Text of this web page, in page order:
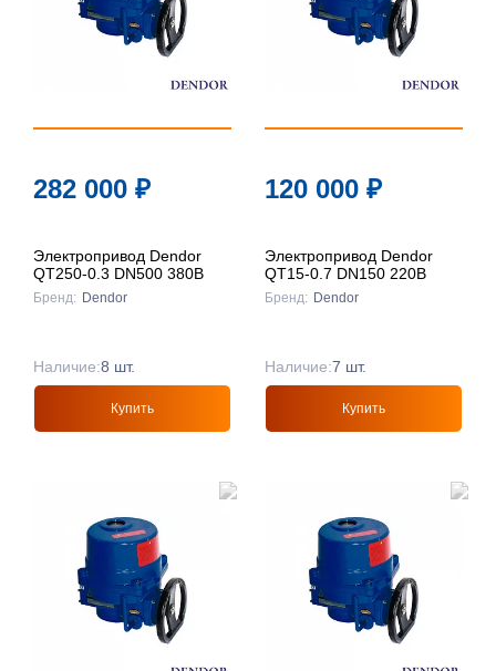
282 000 ₽
Электропривод Dendor
QT250-0.3 DN500 380В
Бренд: Dendor
Наличие:8 шт.
Купить
120 000 ₽
Электропривод Dendor
QT15-0.7 DN150 220В
Бренд: Dendor
Наличие:7 шт.
Купить